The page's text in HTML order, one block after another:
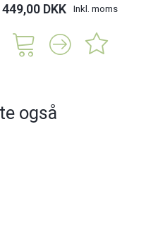
449,00 DKK Inkl. moms
også